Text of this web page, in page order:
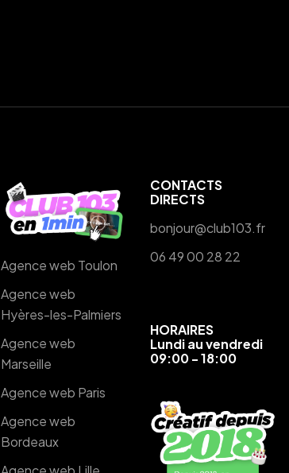
Agence web Toulon
Agence web
Hyères-les-Palmiers
Agence web
Marseille
Agence web Paris
Agence web
Bordeaux
CONTACTS
DIRECTS
bonjour@club103.fr
06 49 00 28 22
HORAIRES
Lundi au vendredi
09:00 - 18:00